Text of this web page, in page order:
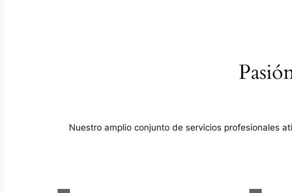
Nuestro amplio conjunto de servicios profesionales